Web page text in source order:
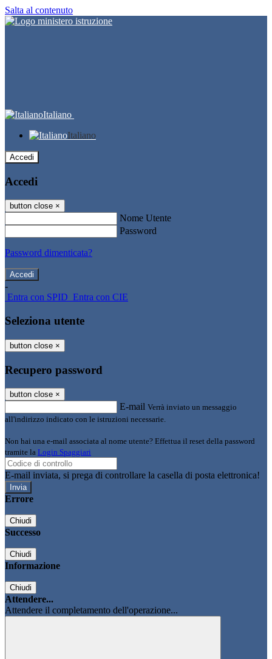
Salta al contenuto
Italiano
Italiano
Accedi
Accedi
button close ×
Nome Utente
Password
Password dimenticata?
-
Entra con SPID Entra con CIE
Seleziona utente
button close ×
Recupero password
button close ×
E-mail Verrà inviato un messaggio
all'indirizzo indicato con le istruzioni necessarie.
Non hai una e-mail associata al nome utente? Effettua il reset della password
tramite la Login Spaggiari
E-mail inviata, si prega di controllare la casella di posta elettronica!
Errore
Chiudi
Successo
Chiudi
Informazione
Chiudi
Attendere...
Attendere il completamento dell'operazione...